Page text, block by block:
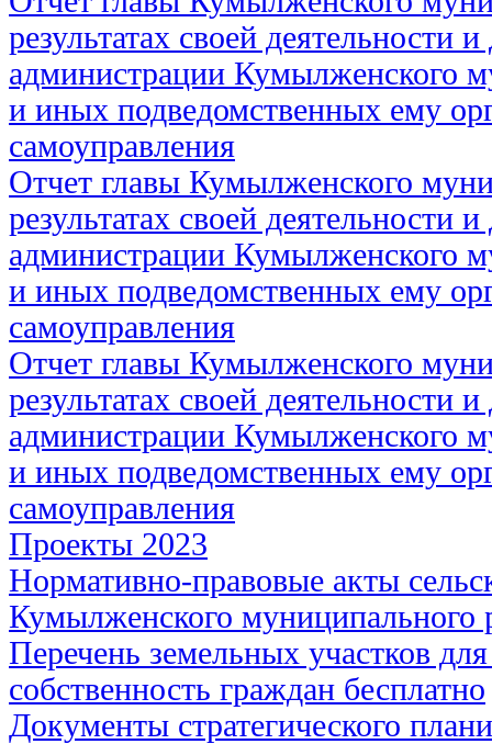
результатах своей деятельности
администрации Кумылженского
и иных подведомственных ему
самоуправления
Отчет главы Кумылженского
результатах своей деятельности
администрации Кумылженского
и иных подведомственных ему
самоуправления
Отчет главы Кумылженского
результатах своей деятельности
администрации Кумылженского
и иных подведомственных ему
самоуправления
Проекты 2023
Нормативно-правовые акты
Кумылженского муниципального
Перечень земельных участков
собственность граждан бесплатно
Документы стратегического